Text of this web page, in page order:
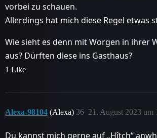
vorbei zu schauen.
Allerdings hat mich diese Regel etwas
Wie sieht es denn mit Worgen in ihrer
aus? Dürften diese ins Gasthaus?
1 Like
Alexa-98104 (Alexa) 21. August 2023 um
36
Du kannst mich gerne auf „Hîtch“